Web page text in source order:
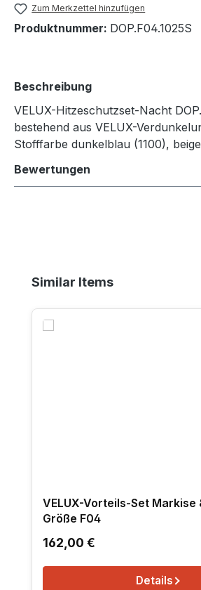
Zum Merkzettel hinzufügen
Produktnummer: DOP.F04.1025S
Beschreibung
VELUX-Hitzeschutzset-Nacht
bestehend aus VELUX-
Stofffarbe dunkelblau (1100),
Bewertungen
Produktgalerie überspringen
Similar Items
VELUX-Vorteils-Set Markise
Größe F04
Regulärer Preis:
162,00 €
Details